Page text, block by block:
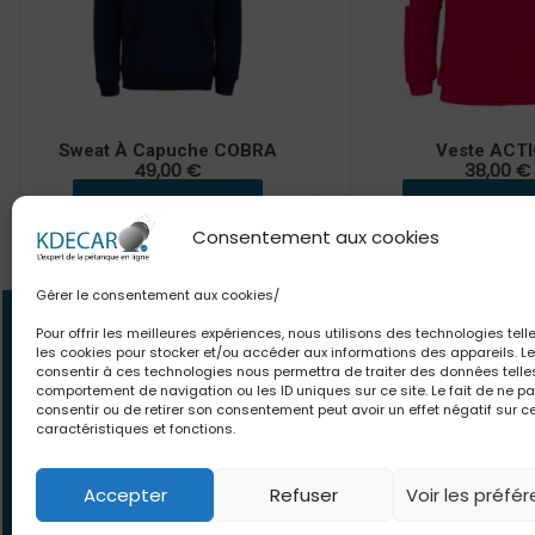
Consentement aux cookies
Gérer le consentement aux cookies/
Pour offrir les meilleures expériences, nous utilisons des technologies
les cookies pour stocker et/ou accéder aux informations des appareils.
consentir à ces technologies nous permettra de traiter des données
comportement de navigation ou les ID uniques sur ce site. Le fait de ne
consentir ou de retirer son consentement peut avoir un effet négatif sur
caractéristiques et fonctions.
Accepter Refuser Voir les
Sweat À Capuche COBRA
49,00€
Veste
38,00€
06.63.80.18.84
contact@kdecaro.com
écrivez-nous
Des offres et
le monde. Des
pour toutes vos